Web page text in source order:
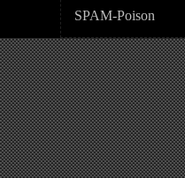
SPAM-Poison